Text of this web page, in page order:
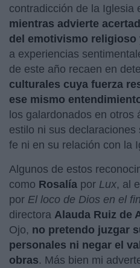
contradicción de la Iglesia
mientras advierte
del emotivismo religioso
a experiencias
de este año recaen en
culturales cuya fuerza
ese mismo
los galardonados en otros
estilo ni sus
fe ni en su relación con la
Algunos de estos
como Rosalía por Lux, al
por El loco de Dios en el
directora Alauda Ruiz de
Ojo, no pretendo juzgar
personales ni negar el
obras. Más bien mi